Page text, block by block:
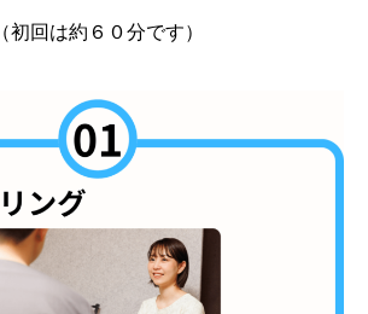
（初回は約６０分です）